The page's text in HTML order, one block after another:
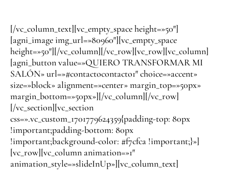
[/vc_column_text][vc_empty_space height=»50″]
[agni_image img_url=»80960″][vc_empty_space
height=»50″][/vc_column][/vc_row][vc_row][vc_column]
[agni_button value=»QUIERO TRANSFORMAR MI
SALÓN» url=»#contactocontacto1″ choice=»accent»
size=»block» alignment=»center» margin_top=»50px»
margin_bottom=»50px»][/vc_column][/vc_row]
[/vc_section][vc_section
css=».vc_custom_1701779624359{padding-top: 80px
!important;padding-bottom: 80px
!important;background-color: #f7cfca !important;}»]
[vc_row][vc_column animation=»1″
animation_style=»slideInUp»][vc_column_text]